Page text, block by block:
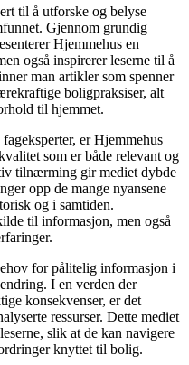
til å utforske og belyse
Gjennom grundig
Hjemmehus en
også inspirerer leserne til å
man artikler som spenner
boligpraksiser, alt
til hjemmet.
er Hjemmehus
som er både relevant og
tilnærming gir mediet dybde
opp de mange nyansene
og i samtiden.
til informasjon, men også
for pålitelig informasjon i
I en verden der
konsekvenser, er det
ressurser. Dette mediet
slik at de kan navigere
knyttet til bolig.